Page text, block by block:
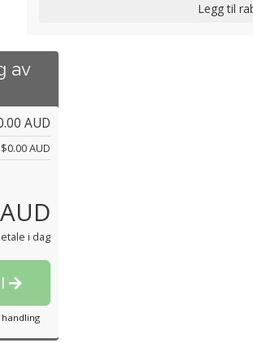
Legg til
av
AUD
$0.00 AUD
i dag